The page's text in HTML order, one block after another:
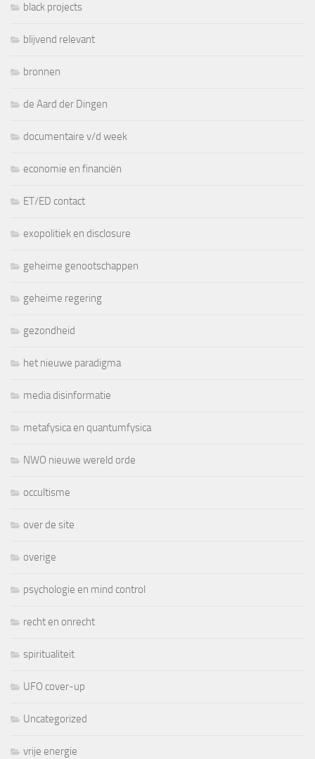
black projects
blijvend relevant
bronnen
de Aard der Dingen
documentaire v/d week
economie en financiën
ET/ED contact
exopolitiek en disclosure
geheime genootschappen
geheime regering
gezondheid
het nieuwe paradigma
media disinformatie
metafysica en quantumfysica
NWO nieuwe wereld orde
occultisme
over de site
overige
psychologie en mind control
recht en onrecht
spiritualiteit
UFO cover-up
Uncategorized
vrije energie